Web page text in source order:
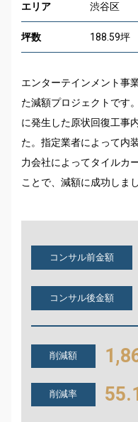
エリア 渋谷区
坪数 188.59坪
エンターテインメント事
た減額プロジェクトです
に発生した原状回復工事
た。指定業者によって内
力会社によってタイルカ
ことで、減額に成功しまし
コンサル前金額
コンサル後金額
削減額
削減率